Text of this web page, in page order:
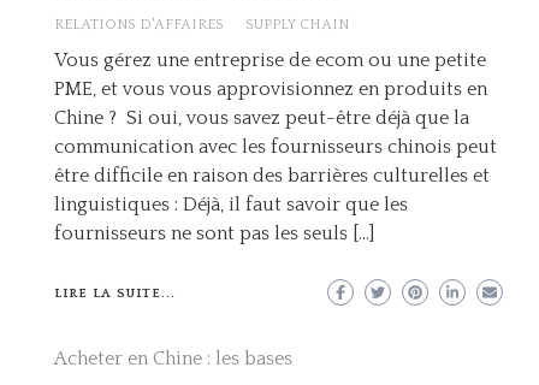
RELATIONS D'AFFAIRES
SUPPLY CHAIN
Vous gérez une entreprise de ecom ou une petite
PME, et vous vous approvisionnez en produits en
Chine ? Si oui, vous savez peut-être déjà que la
communication avec les fournisseurs chinois peut
être difficile en raison des barrières culturelles et
linguistiques : Déjà, il faut savoir que les
fournisseurs ne sont pas les seuls […]
LIRE LA SUITE...
Acheter en Chine : les bases